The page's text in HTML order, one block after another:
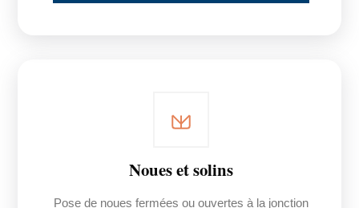
Noues et solins
Pose de noues fermées ou ouvertes à la jonction